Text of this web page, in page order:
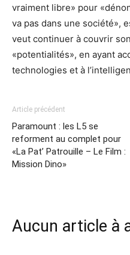
vraiment libre» pour
va pas dans une société»,
veut continuer à couvrir
«potentialités», en ayant
technologies et à
Article précédent
Paramount : les L5 se
reforment au complet pour
«La Pat’ Patrouille – Le Film :
Mission Dino»
Aucun article à